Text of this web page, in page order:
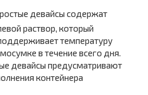
девайсы содержат
раствор, который
температуру
в течение всего дня.
девайсы предусматривают
контейнера